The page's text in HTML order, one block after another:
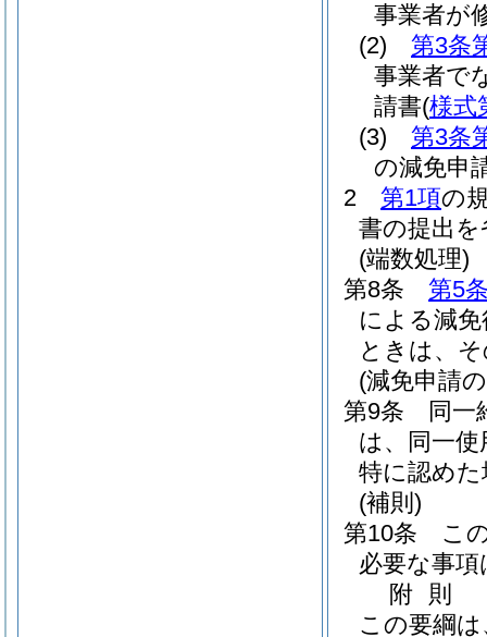
事業者が
(2)
第3条
事業者で
請書(様式
(3)
第3条
の減免申
2
第1項の
書の提出
(端数処理)
第8条
第5
による減
ときは、
(減免申請
第9条
同一
は、同一
特に認め
(補則)
第10条
こ
必要な事
附 則
この要綱